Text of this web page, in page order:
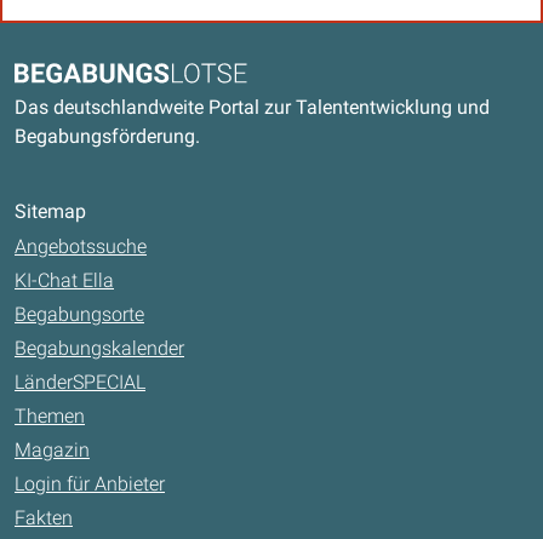
Begabungslotse
Das deutschlandweite Portal zur Talententwicklung und
Begabungsförderung.
Sitemap
Angebotssuche
KI-Chat Ella
Begabungsorte
Begabungskalender
LänderSPECIAL
Themen
Magazin
Login für Anbieter
Fakten